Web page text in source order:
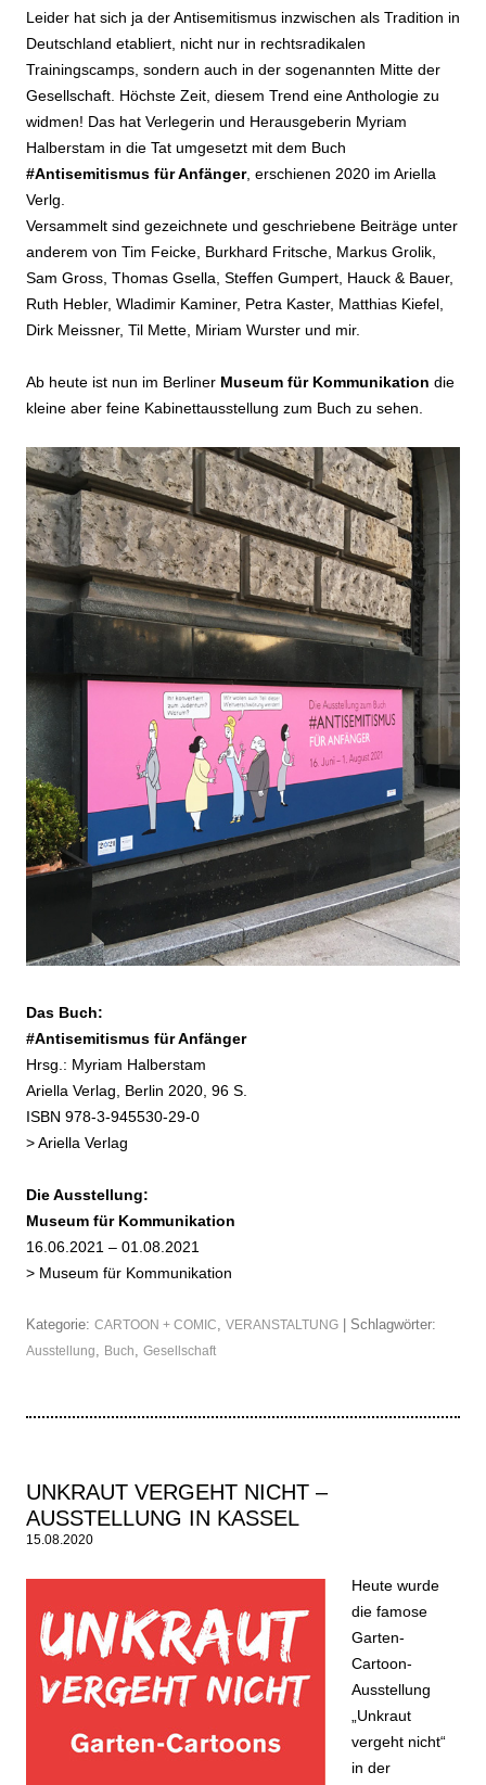
Leider hat sich ja der Antisemitismus inzwischen als Tradition in
Deutschland etabliert, nicht nur in rechtsradikalen
Trainingscamps, sondern auch in der sogenannten Mitte der
Gesellschaft. Höchste Zeit, diesem Trend eine Anthologie zu
widmen! Das hat Verlegerin und Herausgeberin Myriam
Halberstam in die Tat umgesetzt mit dem Buch
#Antisemitismus für Anfänger, erschienen 2020 im Ariella
Verlg.
Versammelt sind gezeichnete und geschriebene Beiträge unter
anderem von Tim Feicke, Burkhard Fritsche, Markus Grolik,
Sam Gross, Thomas Gsella, Steffen Gumpert, Hauck & Bauer,
Ruth Hebler, Wladimir Kaminer, Petra Kaster, Matthias Kiefel,
Dirk Meissner, Til Mette, Miriam Wurster und mir.
Ab heute ist nun im Berliner Museum für Kommunikation die
kleine aber feine Kabinettausstellung zum Buch zu sehen.
Das Buch:
#Antisemitismus für Anfänger
Hrsg.: Myriam Halberstam
Ariella Verlag, Berlin 2020, 96 S.
ISBN 978-3-945530-29-0
>Ariella Verlag
Die Ausstellung:
Museum für Kommunikation
16.06.2021 – 01.08.2021
> Museum für Kommunikation
Kategorie: CARTOON + COMIC, VERANSTALTUNG | Schlagwörter:
Ausstellung, Buch, Gesellschaft
UNKRAUT VERGEHT NICHT –
AUSSTELLUNG IN KASSEL
15.08.2020
Heute wurde
die famose
Garten-
Cartoon-
Ausstellung
„Unkraut
vergeht nicht“
in der